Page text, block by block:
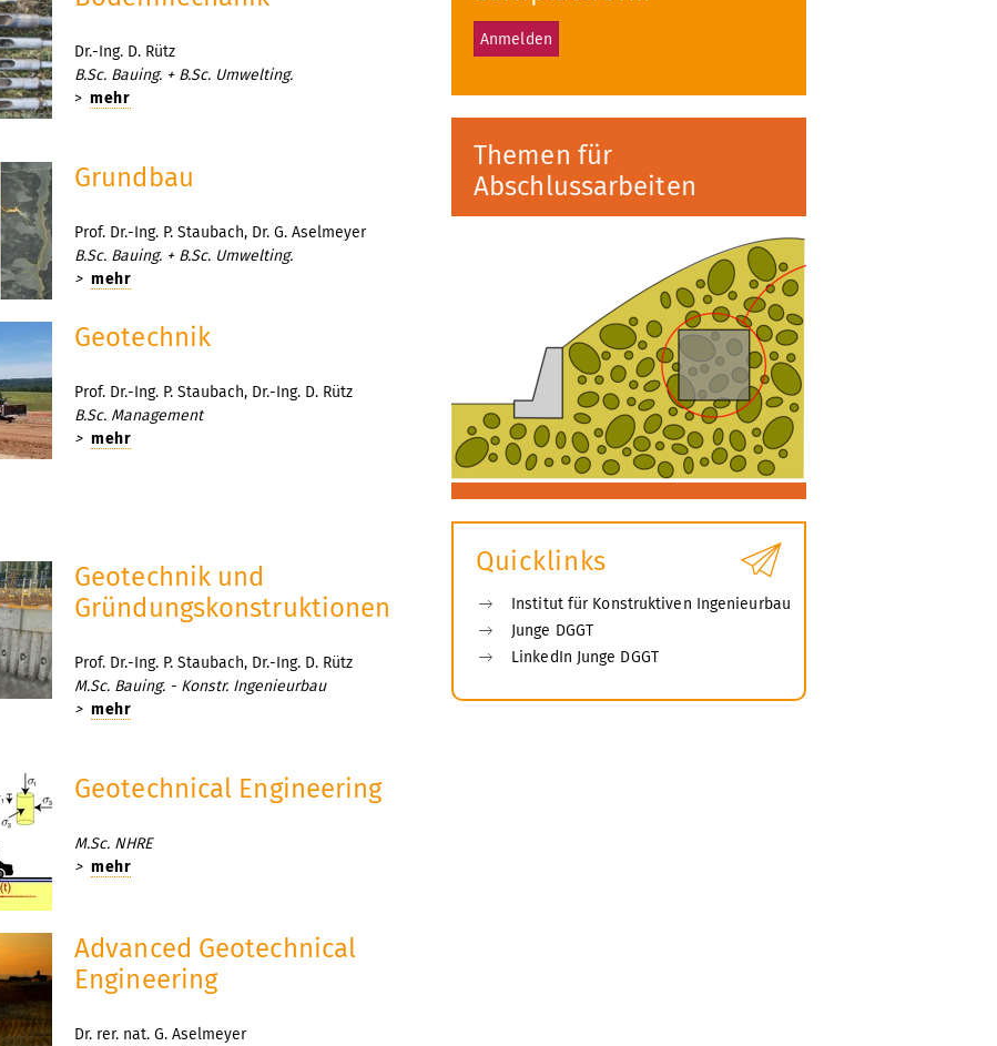
Dr.-Ing. D. Rütz
B.Sc. Bauing. + B.Sc. Umwelting.
> mehr
Grundbau
Prof. Dr.-Ing. P. Staubach, Dr. G. Aselmeyer
B.Sc. Bauing. + B.Sc. Umwelting.
> mehr
Geotechnik
Prof. Dr.-Ing. P. Staubach, Dr.-Ing. D. Rütz
B.Sc. Management
> mehr
Geotechnik und
Gründungskonstruktionen
Prof. Dr.-Ing. P. Staubach, Dr.-Ing. D. Rütz
M.Sc. Bauing. - Konstr. Ingenieurbau
> mehr
Geotechnical Engineering
M.Sc. NHRE
> mehr
Advanced Geotechnical
Engineering
Dr. rer. nat. G. Aselmeyer
Anmelden
Themen für
Abschlussarbeiten
Quicklinks
Institut für Konstruktiven Ingenieurbau
Junge DGGT
LinkedIn Junge DGGT